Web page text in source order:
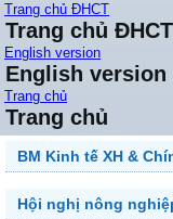
Trang chủ ĐHCT
Trang chủ ĐHCT
English version
English version
Trang chủ
Trang chủ
BM Kinh tế XH &
Hội nghị nông